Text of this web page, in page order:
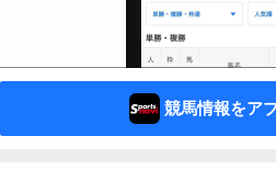
競馬情報をア